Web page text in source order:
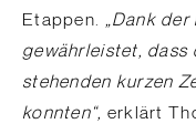
Etappen. „Dank
gewährleistet, dass
stehenden kurzen
konnten“, erklärt